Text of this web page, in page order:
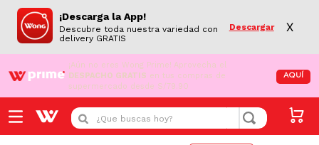
¡Descarga la App!
Descubre toda nuestra variedad con
delivery GRATIS
Descargar X
¡Aún no eres Wong Prime! Aprovecha el
DESPACHO GRATIS en tus compras de
supermercado desde S/79.90
AQUÍ
¿Que buscas hoy?